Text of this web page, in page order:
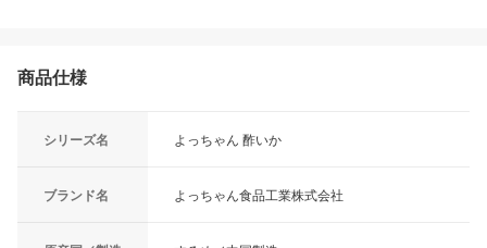
商品仕様
シリーズ名 よっちゃん 酢いか
ブランド名 よっちゃん食品工業株式会社